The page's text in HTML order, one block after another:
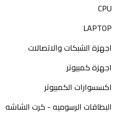
CPU
LAPTOP
اجهزة الشبكات والاتصالات
اجهزة كمبيوتر
اكسسوارات الكمبيوتر
البطاقات الرسوميه - كرت الشاشه